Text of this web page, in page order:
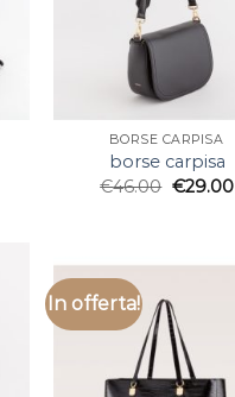
BORSE CARPISA
borse carpisa
€46.00 €29.00
In offerta!